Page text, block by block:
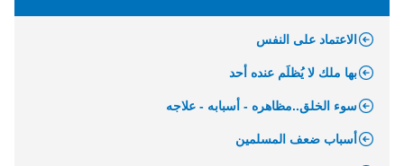
الاعتماد على النفس
بها ملك لا يُظلَم عنده أحد
سوء الخلق..مظاهره - أسبابه - علاجه
أسباب ضعف المسلمين